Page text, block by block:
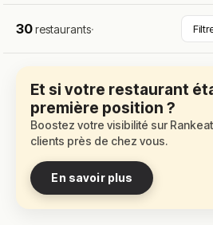
30restaurants·
Et si votre restaurant
première position ?
Boostez votre visibilité sur
clients près de chez vous.
En savoir plus